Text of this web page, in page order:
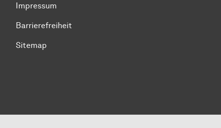
Impressum
Barrierefreiheit
Sitemap